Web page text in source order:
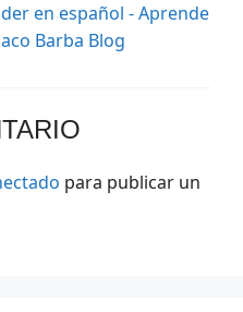
en español - Aprende
Barba Blog
para publicar un